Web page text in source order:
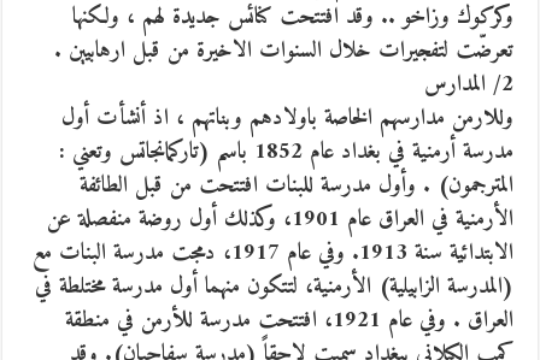
وكركوك وزاخو .. وقد افتتحت كنائس جديدة لهم ، ولكنها
تعرضّت لتفجيرات خلال السنوات الاخيرة من قبل ارهابيين .
2/ المدارس
وللارمن مدارسهم الخاصة باولادهم وبناتهم ، اذ أنشأت أول
مدرسة أرمنية في بغداد عام 1852 باسم (تاركمانجاتس وتعني :
المترجمون) . وأول مدرسة للبنات افتتحت من قبل الطائفة
الأرمنية في العراق عام 1901، وكذلك أول روضة منفصلة عن
الابتدائية سنة 1913. وفي عام 1917، دمجت مدرسة البنات مع
(المدرسة الزابيلية) الأرمنية، لتتكون منهما أول مدرسة مختلطة في
العراق . وفي عام 1921، افتتحت مدرسة للأرمن في منطقة